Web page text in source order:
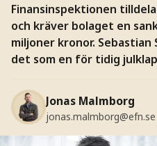
Finansinspektionen
och kräver bolaget en
miljoner kronor.
det som en för tidig
Jonas Malmborg
jonas.malmborg@efn.se